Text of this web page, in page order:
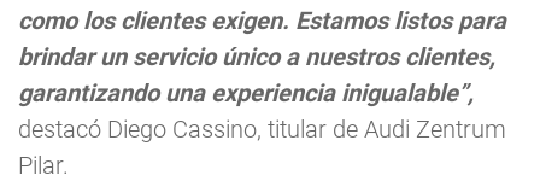
como los clientes exigen. Estamos listos para
brindar un servicio único a nuestros clientes,
garantizando una experiencia inigualable”,
destacó Diego Cassino, titular de Audi Zentrum
Pilar.